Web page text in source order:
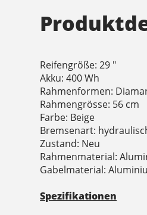
Reifengröße: 29 "
Akku: 400 Wh
Rahmenformen:
Rahmengrösse: 56 cm
Farbe: Beige
Bremsenart:
Zustand: Neu
Rahmenmaterial:
Gabelmaterial:
Spezifikationen